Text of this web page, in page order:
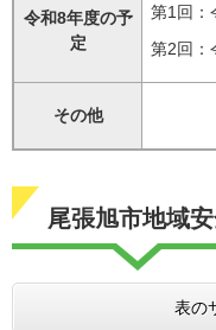
令和8年度の予
定
第1回：
第2回：
その他
尾張旭市地域
表の